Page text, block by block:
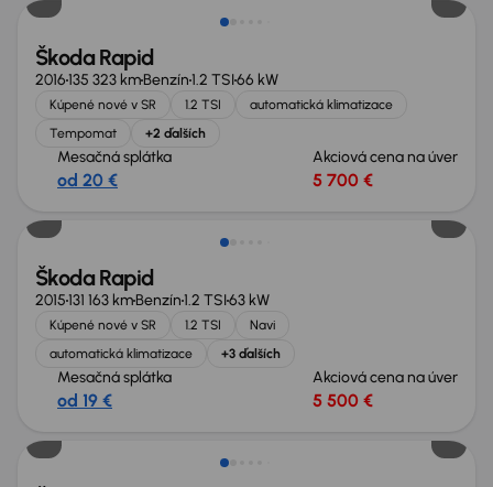
Škoda Rapid
2016135 323 kmBenzín1.2 TSI66 kW
Kúpené nové v SR 1.2 TSI
automatická klimatizace
Tempomat
+2 ďalších
Mesačná splátka
od 20 €
Akciová cena na úver
5 700 €
Škoda Rapid
2015131 163 kmBenzín1.2 TSI63 kW
Kúpené nové v SR 1.2 TSI
Navi
automatická klimatizace
+3 ďalších
Mesačná splátka
od 19 €
Akciová cena na úver
5 500 €